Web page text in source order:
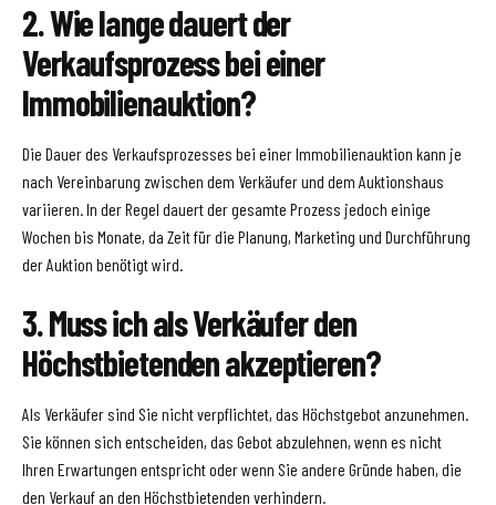
2. Wie lange dauert der
Verkaufsprozess bei einer
Immobilienauktion?
Die Dauer des Verkaufsprozesses bei einer Immobilienauktion kann je
nach Vereinbarung zwischen dem Verkäufer und dem Auktionshaus
variieren. In der Regel dauert der gesamte Prozess jedoch einige
Wochen bis Monate, da Zeit für die Planung, Marketing und Durchführung
der Auktion benötigt wird.
3. Muss ich als Verkäufer den
Höchstbietenden akzeptieren?
Als Verkäufer sind Sie nicht verpflichtet, das Höchstgebot anzunehmen.
Sie können sich entscheiden, das Gebot abzulehnen, wenn es nicht
Ihren Erwartungen entspricht oder wenn Sie andere Gründe haben, die
den Verkauf an den Höchstbietenden verhindern.